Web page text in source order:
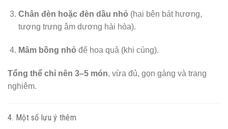
Chân đèn hoặc đèn dầu nhỏ (hai bên bát hương,
tượng trưng âm dương hài hòa).
Mâm bồng nhỏ để hoa quả (khi cúng).
Tổng thể chỉ nên 3–5 món, vừa đủ, gọn gàng và trang
nghiêm.
4. Một số lưu ý thêm